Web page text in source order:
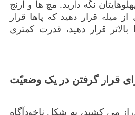
نگه دارید. مچ ها و آرنج
میله قرار دهید که پاها قرار
بالاتر قرار دهید، قدرت کمتری
برای قرار گرفتن در یک وضعیّت
می کشید، به شکل ناخودآگاه